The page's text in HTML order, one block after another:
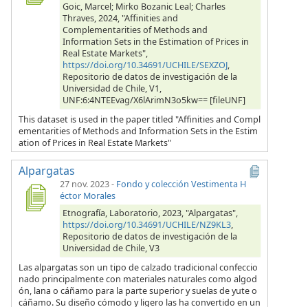
Goic, Marcel; Mirko Bozanic Leal; Charles
Thraves, 2024, "Affinities and
Complementarities of Methods and
Information Sets in the Estimation of Prices in
Real Estate Markets",
https://doi.org/10.34691/UCHILE/SEXZOJ,
Repositorio de datos de investigación de la
Universidad de Chile, V1,
UNF:6:4NTEEvag/X6lArimN3o5kw== [fileUNF]
This dataset is used in the paper titled "Affinities and Compl
ementarities of Methods and Information Sets in the Estim
ation of Prices in Real Estate Markets"
Alpargatas
27 nov. 2023- Fondo y colección Vestimenta H
éctor Morales
Etnografía, Laboratorio, 2023, "Alpargatas",
https://doi.org/10.34691/UCHILE/NZ9KL3,
Repositorio de datos de investigación de la
Universidad de Chile, V3
Las alpargatas son un tipo de calzado tradicional confeccio
nado principalmente con materiales naturales como algod
ón, lana o cáñamo para la parte superior y suelas de yute o
cáñamo. Su diseño cómodo y ligero las ha convertido en un